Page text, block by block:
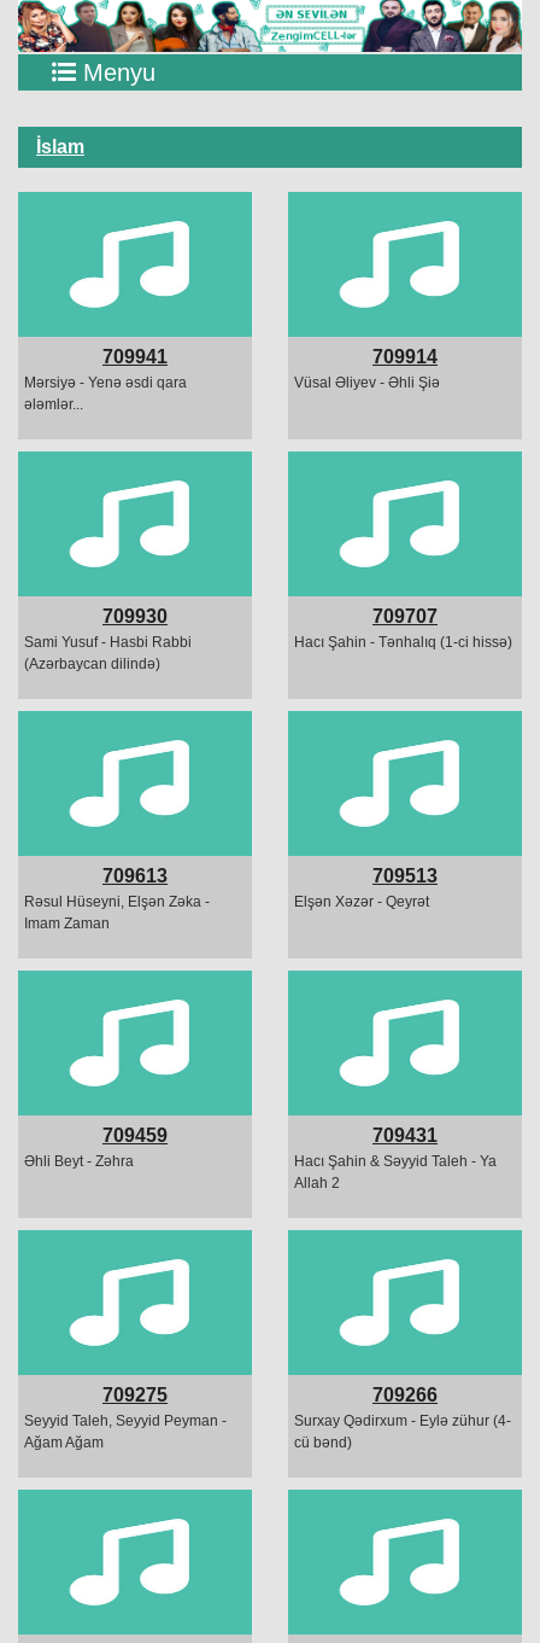
Menyu
İslam
709941
Mərsiyə - Yenə əsdi qara
ələmlər...
709914
Vüsal Əliyev - Əhli Şiə
709930
Sami Yusuf - Hasbi Rabbi
(Azərbaycan dilində)
709707
Hacı Şahin - Tənhalıq (1-ci hissə)
709613
Rəsul Hüseyni, Elşən Zəka -
Imam Zaman
709513
Elşən Xəzər - Qeyrət
709459
Əhli Beyt - Zəhra
709431
Hacı Şahin & Səyyid Taleh - Ya
Allah 2
709275
Seyyid Taleh, Seyyid Peyman -
Ağam Ağam
709266
Surxay Qədirxum - Eylə zühur (4-
cü bənd)